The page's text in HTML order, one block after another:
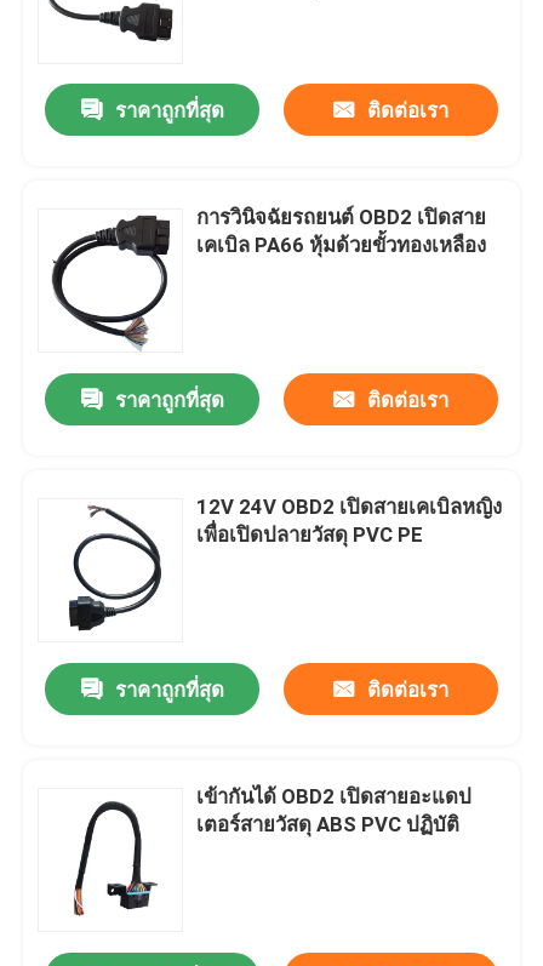
ราคาถูกที่สุด ติดต่อเรา
การวินิจฉัยรถยนต์ OBD2 เปิดสาย
เคเบิล PA66 หุ้มด้วยขั้วทองเหลือง
ราคาถูกที่สุด ติดต่อเรา
12V 24V OBD2 เปิดสายเคเบิลหญิง
เพื่อเปิดปลายวัสดุ PVC PE
ราคาถูกที่สุด ติดต่อเรา
เข้ากันได้ OBD2 เปิดสายอะแดป
เตอร์สายวัสดุ ABS PVC ปฏิบัติ